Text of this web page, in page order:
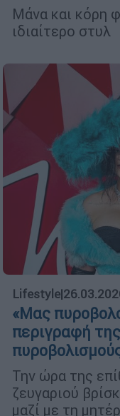
Μάνα και κόρη
ιδιαίτερο στυλ
Lifestyle|
«Μας
περιγραφή
Την ώρα της
ζευγαριού
μαζί με τη